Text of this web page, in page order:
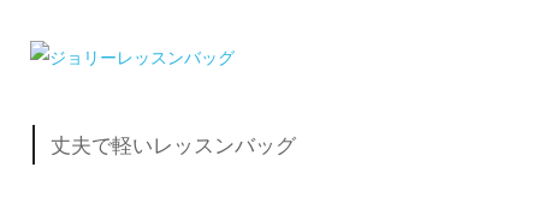
丈夫で軽いレッスンバッグ